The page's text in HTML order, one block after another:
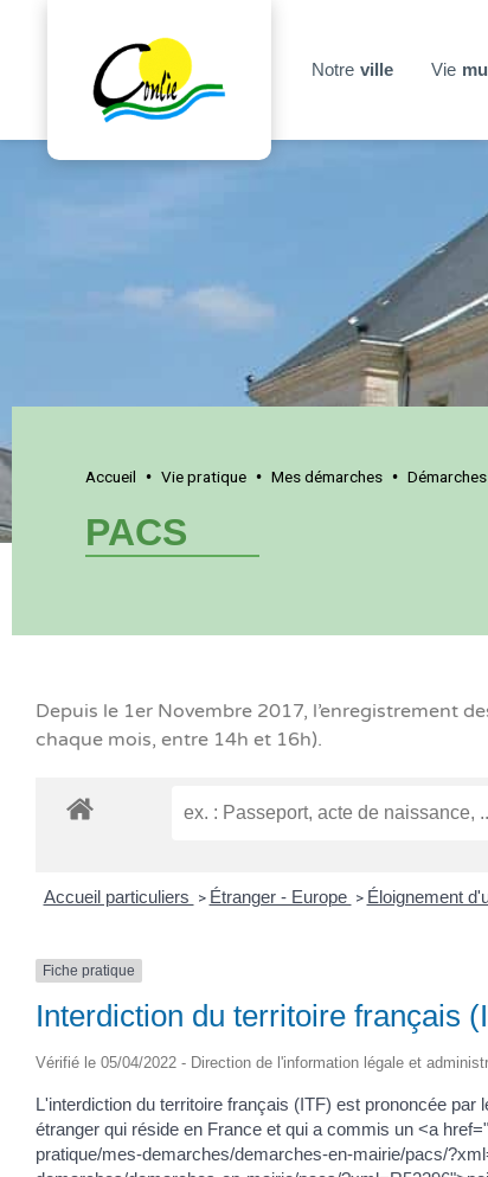
Notre ville Vie
Accueil • Vie pratique • Mes démarches •
PACS
Depuis le 1er Novembre 2017, l’enregistrement
chaque mois, entre 14h et 16h).
Accueil particuliers > Étranger - Europe > Éloignement
Fiche pratique
Interdiction du territoire français
Vérifié le 05/04/2022 - Direction de l'information légale et
L'interdiction du territoire français (ITF) est prononcée
étranger qui réside en France et qui a commis un <a
pratique/mes-demarches/demarches-en-mairie/pacs/